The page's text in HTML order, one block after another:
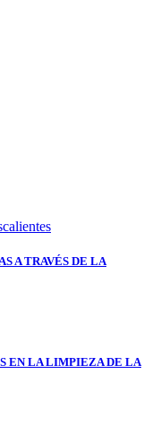
A TRAVÉS DE LA
EN LA LIMPIEZA DE LA